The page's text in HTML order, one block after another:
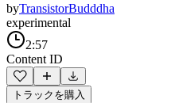
byTransistorBudddha
experimental
2:57
Content ID
トラックを購入